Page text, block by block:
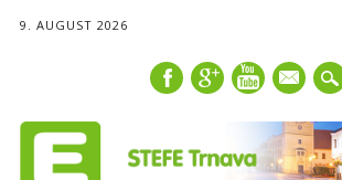
9. AUGUST 2026
mail